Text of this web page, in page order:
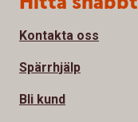
Kontakta oss
Spärrhjälp
Bli kund